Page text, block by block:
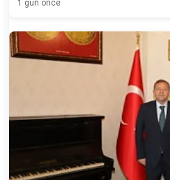
1 gün önce